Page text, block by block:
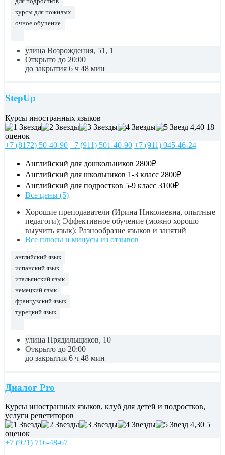
курсы для пожилых
очное обучение
...
улица Возрождения, 51, 1
Открыто до 20:00
до закрытия 6 ч 48 мин
StepUp
Курсы иностранных языков
4,40 18
оценок
+7 (8172) 50-40-90 +7 (911) 501-40-90 +7 (911) 045-46-24
Английский для дошкольников 2800₽
Английский для школьников 1-3 класс 2800₽
Английский для подростков 5-9 класс 3100₽
Все цены (5)
Хорошие преподаватели (Ирина Николаевна, опытные
педагоги); Эффективное обучение (можно хорошо
выучить язык); Разнообразие языков и занятий
Все плюсы и минусы из отзывов
английский язык
испанский язык
итальянский язык
немецкий язык
французский язык
турецкий язык
улица Прядильщиков, 10
Открыто до 20:00
до закрытия 6 ч 48 мин
Диалог Pro
Курсы иностранных языков, клуб для детей и подростков,
услуги репетиторов
4,30 5
оценок
+7 (921) 716-48-67